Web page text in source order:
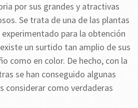
por sus grandes y atractivas
Se trata de una de las plantas
experimentado para la obtención
un surtido tan amplio de sus
como en color. De hecho, con la
se han conseguido algunas
considerar como verdaderas